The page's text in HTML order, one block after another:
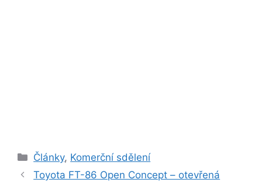
Rubriky
Články, Komerční sdělení
Toyota FT-86 Open Concept – otevřená